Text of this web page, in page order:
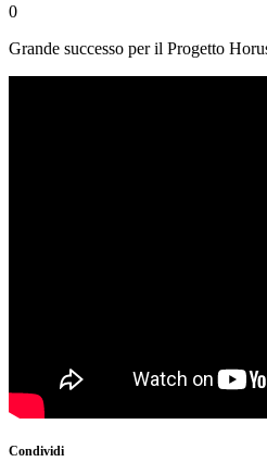
0
Grande successo per il Progetto
Condividi